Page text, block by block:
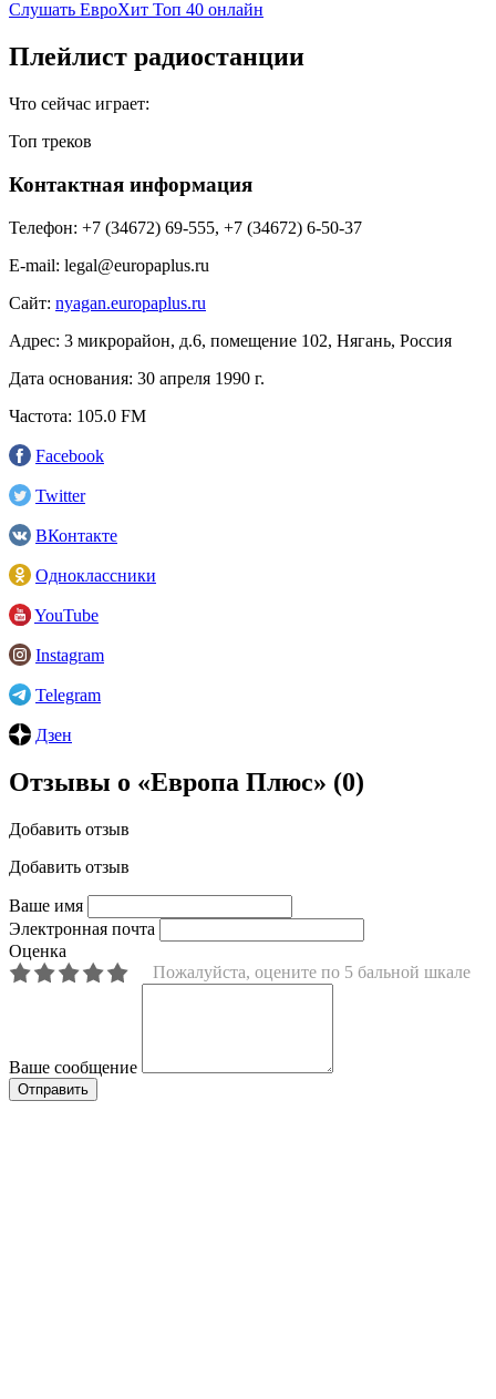
Слушать ЕвроХит Топ 40 онлайн
Плейлист радиостанции
Что сейчас играет:
Топ треков
Контактная информация
Телефон: +7 (34672) 69-555, +7 (34672) 6-50-37
E-mail: legal@europaplus.ru
Сайт: nyagan.europaplus.ru
Адрес: 3 микрорайон, д.6, помещение 102, Нягань, Россия
Дата основания: 30 апреля 1990 г.
Частота: 105.0 FM
Facebook
Twitter
ВКонтакте
Одноклассники
YouTube
Instagram
Telegram
Дзен
Отзывы о «Европа Плюс» (0)
Добавить отзыв
Добавить отзыв
Ваше имя
Электронная почта
Оценка
Пожалуйста, оцените по 5 бальной шкале
Ваше сообщение